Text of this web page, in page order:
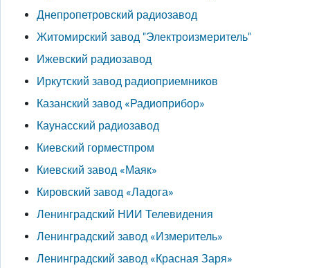
Днепропетровский радиозавод
Житомирский завод "Электроизмеритель"
Ижевский радиозавод
Иркутский завод радиоприемников
Казанский завод «Радиоприбор»
Каунасский радиозавод
Киевский горместпром
Киевский завод «Маяк»
Кировский завод «Ладога»
Ленинградский НИИ Телевидения
Ленинградский завод «Измеритель»
Ленинградский завод «Красная Заря»